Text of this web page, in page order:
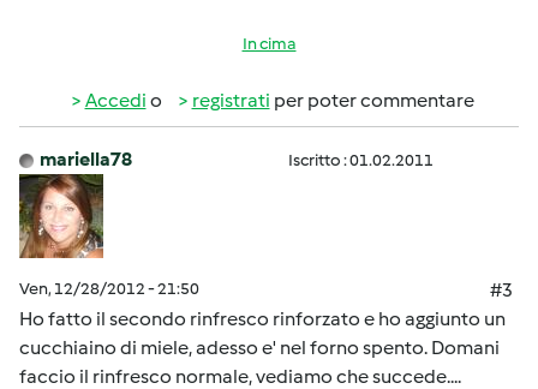
In cima
Accedi o registrati per poter commentare
mariella78 Iscritto : 01.02.2011
Ven, 12/28/2012 - 21:50
#3
Ho fatto il secondo rinfresco rinforzato e ho aggiunto un
cucchiaino di miele, adesso e' nel forno spento. Domani
faccio il rinfresco normale, vediamo che succede....